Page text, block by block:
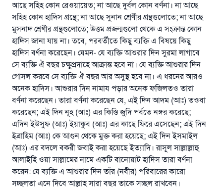
আছে সহিহ কোন রেওয়ায়েত; না আছে দুর্বল কোন বর্ণনা। না আছে
সহিহ কোন হাদিস গ্রন্থে; না আছে সুনান শ্রেণীর গ্রন্থগুলোতে; না আছে
মুসনাদ শ্রেণীর গ্রন্থগুলোতে; উত্তম প্রজন্মগুলো থেকে এ সংক্রান্ত কোন
হাদিস জানা যায় না। তবে, পরবর্তীতে কিছু ব্যক্তি এ বিষয়ে কিছু
হাদিস বর্ণনা করেছেন। যেমন- যে ব্যক্তি আশুরার দিন সুরমা লাগাবে
সে ব্যক্তি ঐ বছর চক্ষুপ্রদাহে আক্রান্ত হবে না। যে ব্যক্তি আশুরার দিন
গোসল করবে সে ব্যক্তি ঐ বছর আর অসুস্থ হবে না। এ ধরনের আরও
অনেক হাদিস। আশুরার দিন নামায পড়ার অনেক ফজিলতও তারা
বর্ণনা করেছেন। তারা বর্ণনা করেছেন যে, এই দিন আদম (আঃ) তওবা
করেছেন; এই দিন নূহ (আঃ) এর কিস্তি জুদি পর্বতে নঙ্গর করেছে;
এদিন ইউসুফ (আঃ) ইয়াকুব (আঃ) এর কাছে ফিরে এসেছেন; এই দিন
ইব্রাহিম (আঃ) কে আগুন থেকে মুক্ত করা হয়েছে; এই দিন ইসমাইল
(আঃ) এর বদলে বকরী জবাই করা হয়েছে ইত্যাদি। রাসূল সাল্লাল্লাহু
আলাইহি ওয়া সাল্লামের নামে একটি বানোয়াট হাদিস তারা বর্ণনা
করেন: যে ব্যক্তি এ আশুরার দিন তাঁর (নবীর) পরিবারের কারো
সচ্ছলতা এনে দিবে আল্লাহ সারা বছর তাকে সচ্ছল রাখবেন।